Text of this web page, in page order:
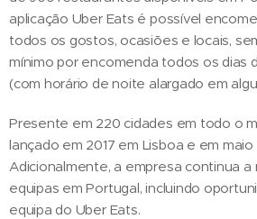
aplicação Uber Eats é possível
todos os gostos, ocasiões e locais,
mínimo por encomenda todos os dias
(com horário de noite alargado em
Presente em 220 cidades em todo o
lançado em 2017 em Lisboa e em
Adicionalmente, a empresa continua a
equipas em Portugal, incluindo
equipa do Uber Eats.